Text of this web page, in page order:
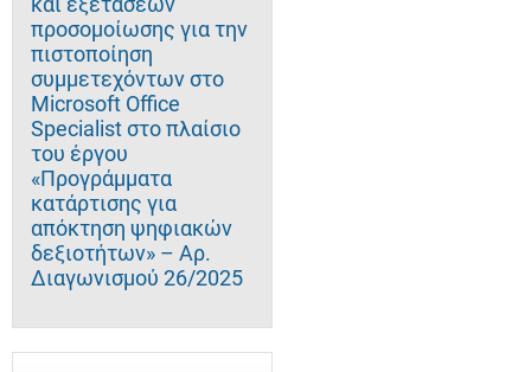
προσομοίωσης για την
πιστοποίηση
συμμετεχόντων στο
Microsoft Office
Specialist στο πλαίσιο
του έργου
«Προγράμματα
κατάρτισης για
απόκτηση ψηφιακών
δεξιοτήτων» – Αρ.
Διαγωνισμού 26/2025